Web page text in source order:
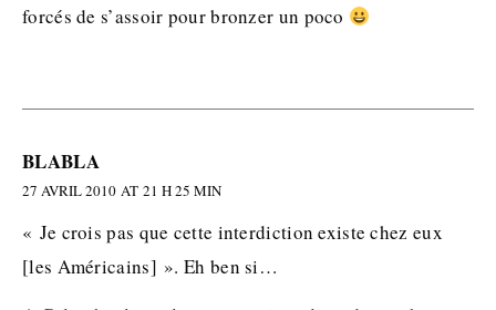
forcés de s’assoir pour bronzer un poco
BLABLA
27 AVRIL 2010 AT 21 H 25 MIN
« Je crois pas que cette interdiction existe chez eux
[les Américains] ». Eh ben si…